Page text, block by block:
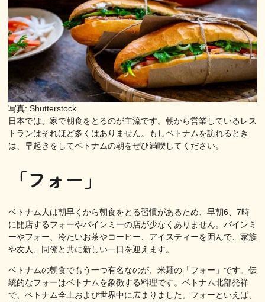
写真: Shutterstock
日本では、家で朝食をとるのが主流です。朝から営業しているレス
トランはそれほど多くはありません。もしベトナムを訪れるとき
は、早起きをしてベトナムの朝をぜひ満喫してください。
「フォー」
ベトナム人は朝早くから朝食をとる習慣があるため、早朝6、7時
に開店するフォーやバインミーの店が少なくありません。バインミ
ーやフォー、冷たいお茶やコーヒー、アイスティーを囲んで、家族
や友人、同僚と共に新しい一日を迎えます。
ベトナムの朝食でもう一つ有名なのが、米麺の「フォー」です。伝
統的なフォーはベトナムを象徴する料理です。ベトナム北部発祥
で、ベトナム全土および世界中に広まりました。フォーといえば、